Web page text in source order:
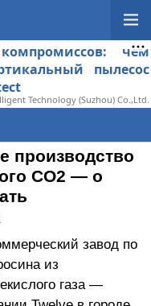
чем
пылесос
Technology (Suzhou) Co.,Ltd.
производство
CO2 — о
завод по
из
газа —